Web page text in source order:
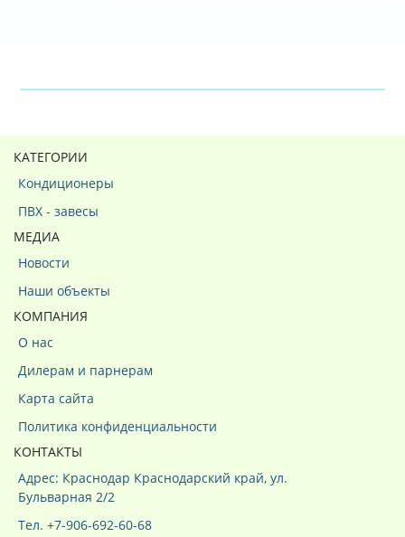
КАТЕГОРИИ
Кондиционеры
ПВХ - завесы
МЕДИА
Новости
Наши объекты
КОМПАНИЯ
О нас
Дилерам и парнерам
Карта сайта
Политика конфиденциальности
КОНТАКТЫ
Адрес: Краснодар Краснодарский край, ул.
Бульварная 2/2
Тел. +7-906-692-60-68